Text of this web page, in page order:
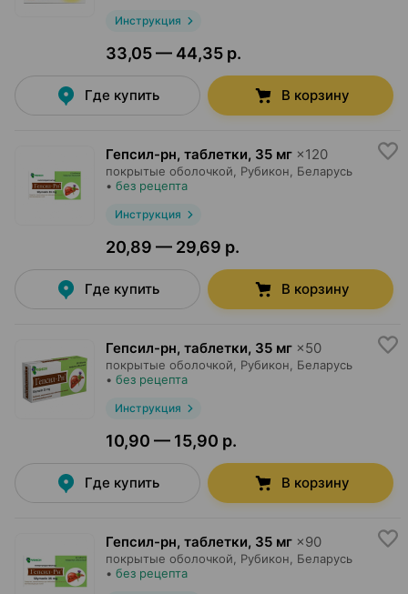
Инструкция
33,05 — 44,35 р.
Где купить В корзину
Гепсил-рн, таблетки, 35 мг ×120
покрытые оболочкой, Рубикон , Беларусь
• без рецепта
Инструкция
20,89 — 29,69 р.
Где купить В корзину
Гепсил-рн, таблетки, 35 мг ×50
покрытые оболочкой, Рубикон , Беларусь
• без рецепта
Инструкция
10,90 — 15,90 р.
Где купить В корзину
Гепсил-рн, таблетки, 35 мг ×90
покрытые оболочкой, Рубикон , Беларусь
• без рецепта